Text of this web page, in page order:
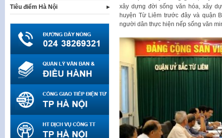
xây dựng đời sống văn hóa, xây
huyện Từ Liêm trước đây và quận
người dân thực hiện nếp sống văn
Tiêu điểm Hà Nội